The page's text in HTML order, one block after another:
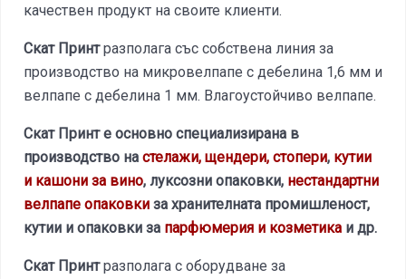
качествен продукт на своите клиенти.
Скат Принтразполага със собствена линия за
производство на микро­велпапе с дебелина 1,6 мм и
велпапе с дебелина 1 мм. Влагоустойчиво велпапе.
Скат Принте основно специализирана в
производство на стелажи, щендери, стопери, кутии
и кашони за вино, луксозни опаковки, нестандартни
велпапе опаковки за хранителната промишленост,
кутии и опаковки за парфюмерия и козметика и др.
Скат Принтразполага с оборудване за